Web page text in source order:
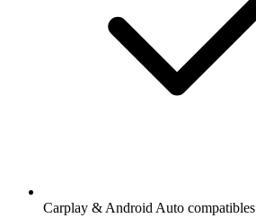
Carplay & Android Auto compatibles